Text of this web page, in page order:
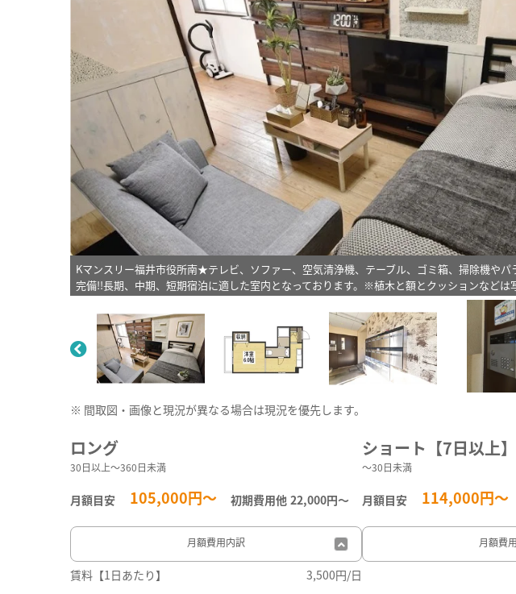
Kマンスリー福井市役所南★テレビ、ソファー、空気清浄機、テーブル、ゴミ箱、掃除機やパ
完備!!長期、中期、短期宿泊に適した室内となっております。※植木と額とクッションなどは
※ 間取図・画像と現況が異なる場合は現況を優先します。
ロング
30日以上～360日未満
月額目安 105,000円～ 初期費用他 22,000円〜
月額費用内訳
賃料【1日あたり】
3,500円/日
ショート【7日以上】
～30日未満
月額目安 114,000円～
月額費用